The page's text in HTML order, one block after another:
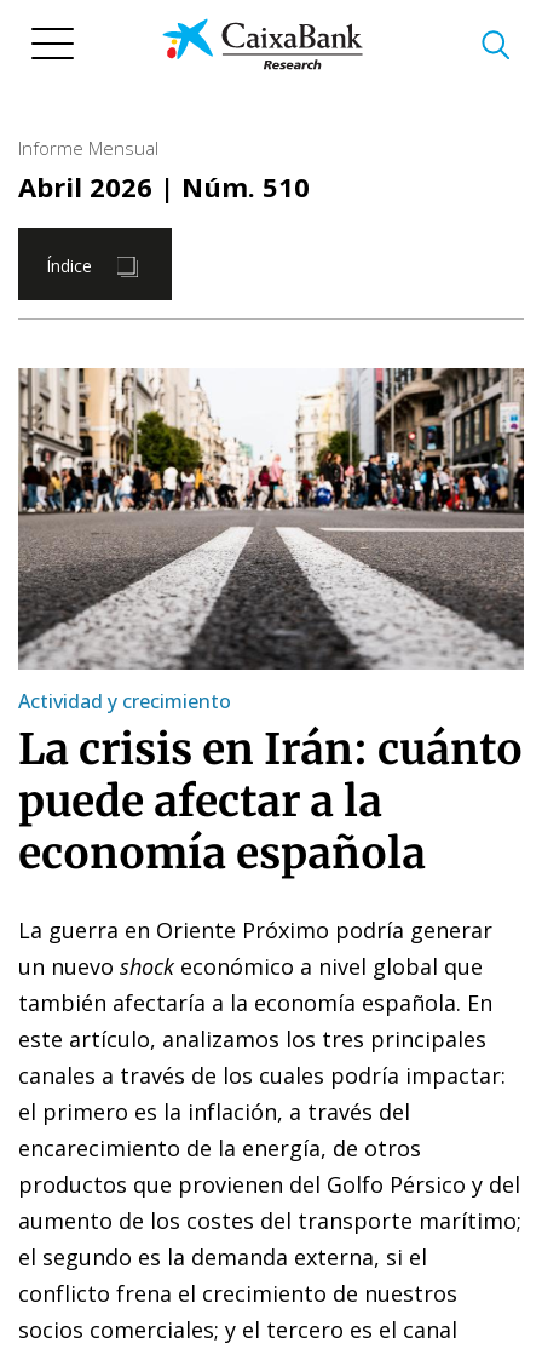
Informe Mensual
Abril 2026 | Núm. 510
Índice
Actividad y crecimiento
La crisis en Irán: cuánto
puede afectar a la
economía española
La guerra en Oriente Próximo podría generar
un nuevo shock económico a nivel global que
también afectaría a la economía española. En
este artículo, analizamos los tres principales
canales a través de los cuales podría impactar:
el primero es la inflación, a través del
encarecimiento de la energía, de otros
productos que provienen del Golfo Pérsico y del
aumento de los costes del transporte marítimo;
el segundo es la demanda externa, si el
conflicto frena el crecimiento de nuestros
socios comerciales; y el tercero es el canal